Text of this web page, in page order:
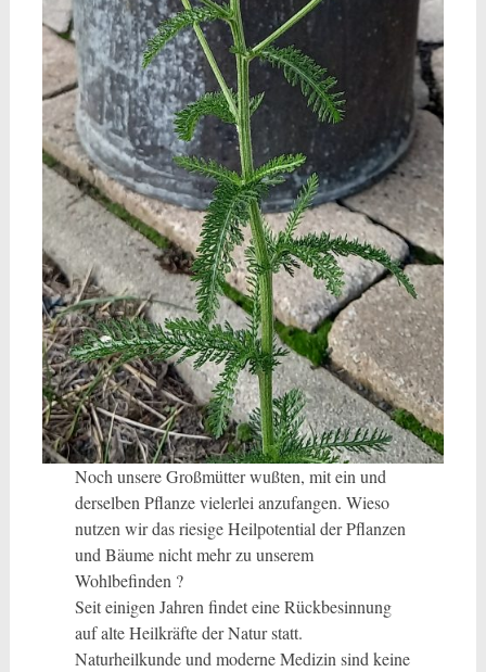
Noch unsere Großmütter wußten, mit ein und
derselben Pflanze vielerlei anzufangen. Wieso
nutzen wir das riesige Heilpotential der Pflanzen
und Bäume nicht mehr zu unserem
Wohlbefinden ?
Seit einigen Jahren findet eine Rückbesinnung
auf alte Heilkräfte der Natur statt.
Naturheilkunde und moderne Medizin sind keine